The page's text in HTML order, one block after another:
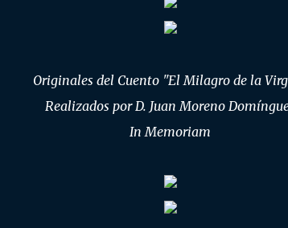
Originales del Cuento "El Milagro de la
Realizados por D. Juan Moreno
In Memoriam